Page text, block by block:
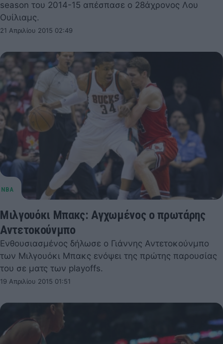
season του 2014-15 απέσπασε ο 28άχρονος Λου
Ουίλιαμς.
21 Απριλίου 2015 02:49
Μιλγουόκι Μπακς: Αγχωμένος ο πρωτάρης
Αντετοκούνμπο
Ενθουσιασμένος δήλωσε ο Γιάννης Αντετοκούνμπο
των Μιλγουόκι Μπακς ενόψει της πρώτης παρουσίας
του σε ματς των playoffs.
19 Απριλίου 2015 01:51